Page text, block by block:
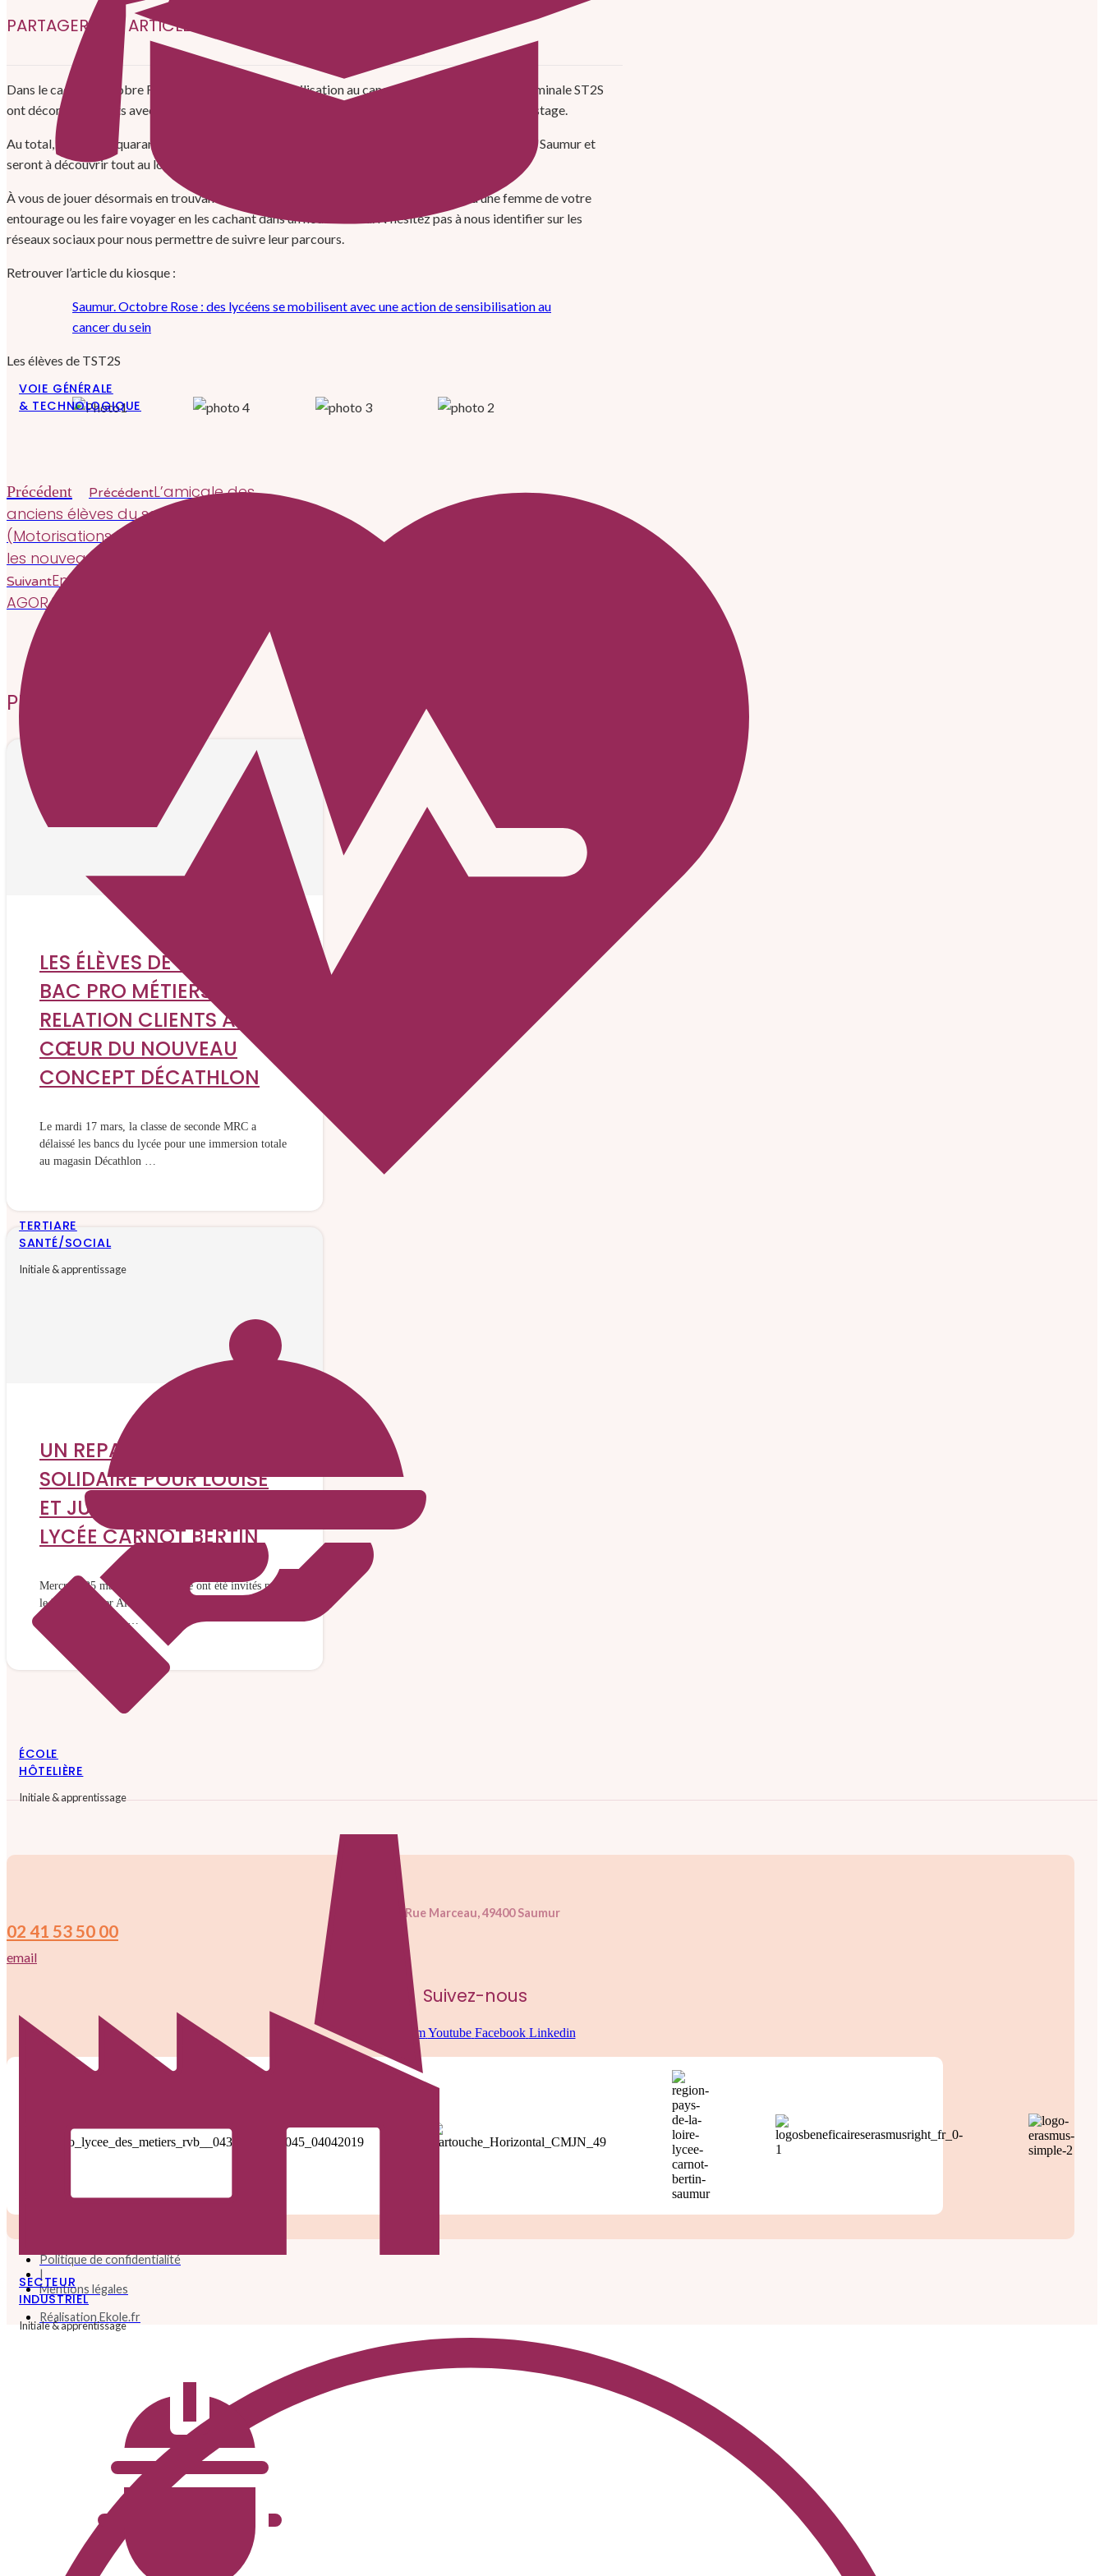
VOIE GÉNÉRALE
& TECHNOLOGIQUE
TERTIARE
SANTÉ/SOCIAL
Initiale & apprentissage
ÉCOLE
HÔTELIÈRE
Initiale & apprentissage
SECTEUR
INDUSTRIEL
Initiale & apprentissage
PARTAGER CET ARTICLE
Dans le cadre d’Octobre Rose, mois dédié à la sensibilisation au cancer du sein, les élèves de terminale ST2S
ont décoré des galets avec des messages d’espoir ou de prévention, incitant les femmes au dépistage.
Au total, près d’une quarantaine de galets seront cachés dans les rues et lieux emblématiques de Saumur et
seront à découvrir tout au long du mois d’octobre.
À vous de jouer désormais en trouvant ces galets ! Vous pouvez les garder, les offrir à une femme de votre
entourage ou les faire voyager en les cachant dans un nouveau lieu. N’hésitez pas à nous identifier sur les
réseaux sociaux pour nous permettre de suivre leur parcours.
Retrouver l’article du kiosque :
Saumur. Octobre Rose : des lycéens se mobilisent avec une action de sensibilisation au
cancer du sein
Les élèves de TST2S
Précédent PrécédentL’amicale des
anciens élèves du secteur MTE
(Motorisations Toutes Énergies) accueille
les nouveaux BTS
SuivantEn sortie avec les premières
AGORA
PLUS D'ARTICLES
LES ÉLÈVES DE SECONDE
BAC PRO MÉTIERS DE LA
RELATION CLIENTS AU
CŒUR DU NOUVEAU
CONCEPT DÉCATHLON
Le mardi 17 mars, la classe de seconde MRC a
délaissé les bancs du lycée pour une immersion totale
au magasin Décathlon …
UN REPAS DANS LE NOIR
SOLIDAIRE POUR LOUISE
ET JULES, ÉLÈVES AU
LYCÉE CARNOT BERTIN
Mercredi 25 mars Jules et Louise ont été invités par
le lycée hôtelier Alexandre Dumas à Cavaillon pour
participer à un TA …
25 Rue Marceau, 49400 Saumur
02 41 53 50 00
email
Suivez-nous
Instagram Youtube Facebook Linkedin
Politique de confidentialité
|
Mentions légales
Réalisation Ekole.fr